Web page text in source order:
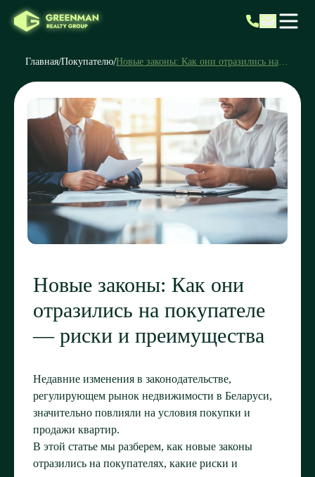
Главная/Покупателю/Новые законы: Как они отразились на
Новые законы: Как они
отразились на покупателе
— риски и преимущества
Недавние изменения в законодательстве,
регулирующем рынок недвижимости в Беларуси,
значительно повлияли на условия покупки и
продажи квартир.
В этой статье мы разберем, как новые законы
отразились на покупателях, какие риски и